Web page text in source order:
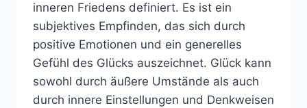
inneren Friedens definiert. Es ist ein
subjektives Empfinden, das sich durch
positive Emotionen und ein generelles
Gefühl des Glücks auszeichnet. Glück kann
sowohl durch äußere Umstände als auch
durch innere Einstellungen und Denkweisen